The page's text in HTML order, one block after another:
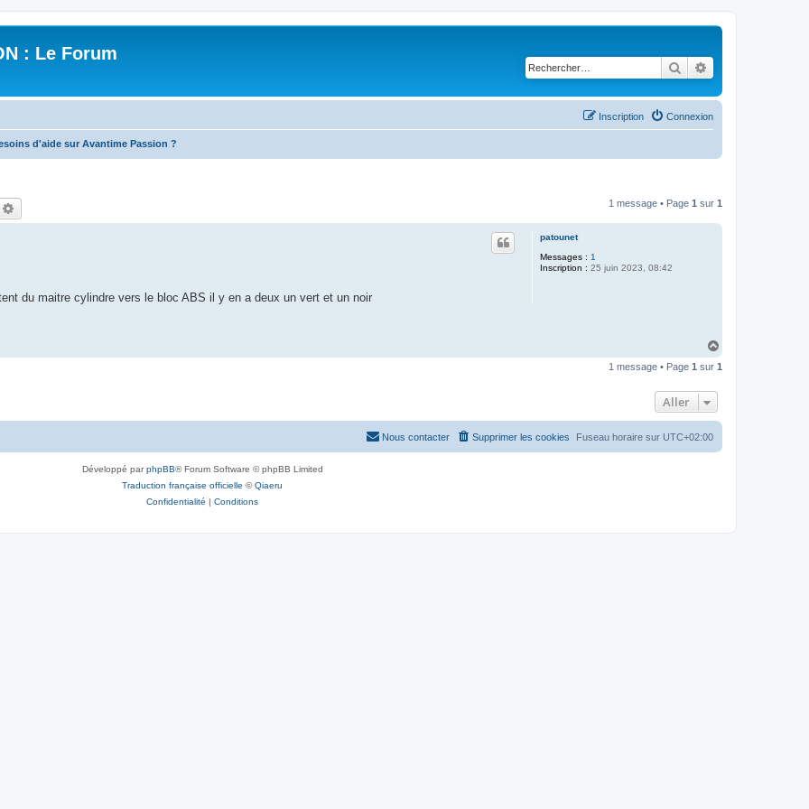
: Le Forum
Rechercher
Connexion
Inscription
d'aide sur Avantime Passion ?
1 message • Page 1 sur 1
patounet
Messages : 1
Inscription : 25 juin 2023, 08:42
du maitre cylindre vers le bloc ABS il y en a deux un vert et un noir
u
1 message • Page 1 sur 1
Aller
Fuseau horaire sur UTC+02:00
Supprimer les cookies
Nous contacter
Développé parphpBB® Forum Software © phpBB Limited
Traduction française officielle ©Qiaeru
Confidentialité | Conditions